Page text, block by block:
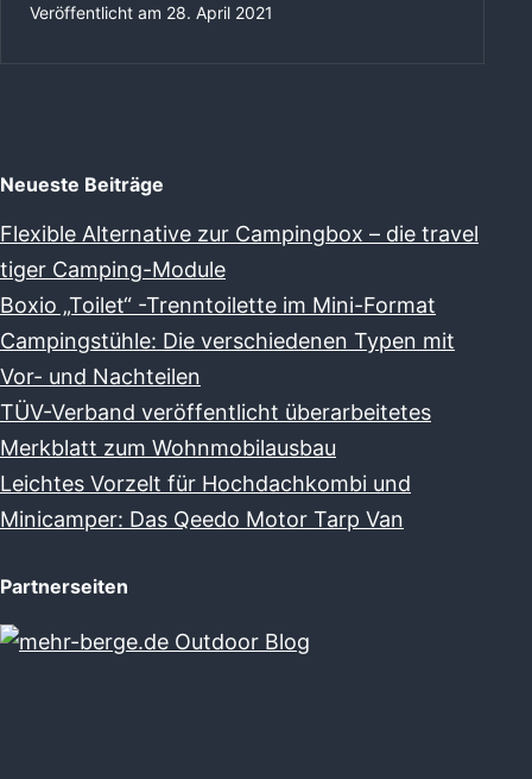
Veröffentlicht am 28. April 2021
Neueste Beiträge
Flexible Alternative zur Campingbox – die travel
tiger Camping-Module
Boxio „Toilet“ -Trenntoilette im Mini-Format
Campingstühle: Die verschiedenen Typen mit
Vor- und Nachteilen
TÜV-Verband veröffentlicht überarbeitetes
Merkblatt zum Wohnmobilausbau
Leichtes Vorzelt für Hochdachkombi und
Minicamper: Das Qeedo Motor Tarp Van
Partnerseiten